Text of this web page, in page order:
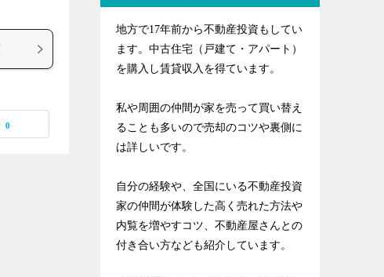
0
地方で17年前から不動産投資もしてい
ます。中古住宅（戸建て・アパート）
を購入し賃貸収入を得ています。
私や周囲の仲間が家を売って買い替え
ることも多いので売却のコツや裏側に
は詳しいです。
自分の経験や、全国にいる不動産投資
家の仲間が体験した高く売れた方法や
内覧を増やすコツ、不動産屋さんとの
付き合い方なども紹介しています。